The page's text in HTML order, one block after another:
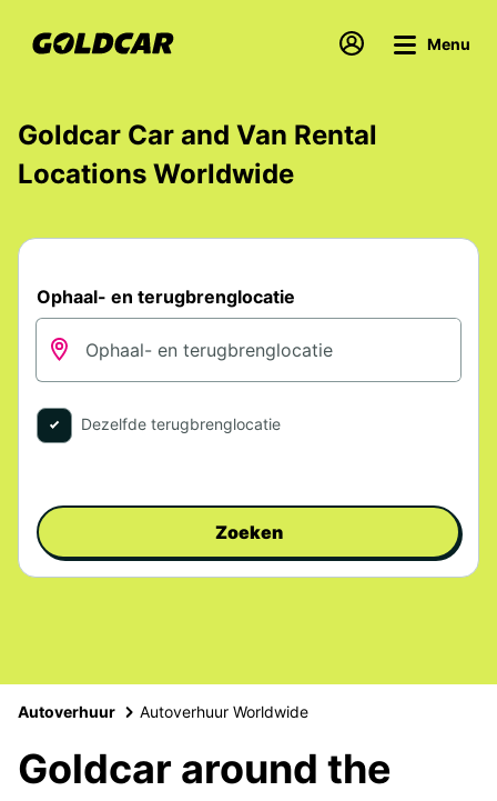
Menu
Goldcar Car and Van Rental
Locations Worldwide
Ophaal- en terugbrenglocatie
Dezelfde terugbrenglocatie
Zoeken
Autoverhuur Autoverhuur Worldwide
Goldcar around the